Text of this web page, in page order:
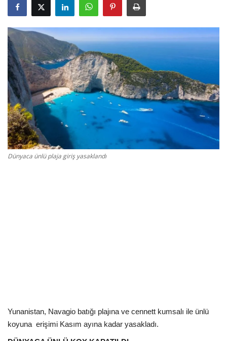
Asayiş
Çevre
Gizlilik Politikası
Reklam ve İşbirliği
Bodrum Trafik Yoğunluk Haritası
Turizm
Ekonomi
Dünyaca ünlü plaja giriş yasaklandı
Yunanistan, Navagio batığı plajına ve cennett kumsalı ile ünlü
koyuna erişimi Kasım ayına kadar yasakladı.